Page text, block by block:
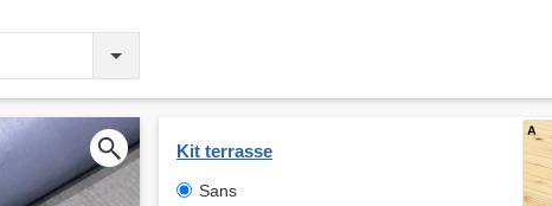
Kit terrasse
Sans